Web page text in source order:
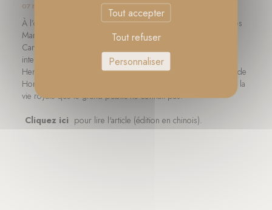
07 NOVEMBRE 2024
À l’occasion de la visite à Hong Kong des princesses italiennes
Maria Carolina et Maria Chiara, accompagnées de leur mère
Camilla, duchesse de Castro, L'OFFICIEL a organisé une
interview spéciale dans le nouveau siège de Christie's, The
Henderson. Lors de cette rencontre, les princesses ont parlé de
Hong Kong, d’art et de mode, et ont partagé des histoires de la
vie royale que le grand public ne connaît pas.
Cliquez ici pour lire l'article (édition en chinois).
Tout accepter
Tout refuser
Personnaliser